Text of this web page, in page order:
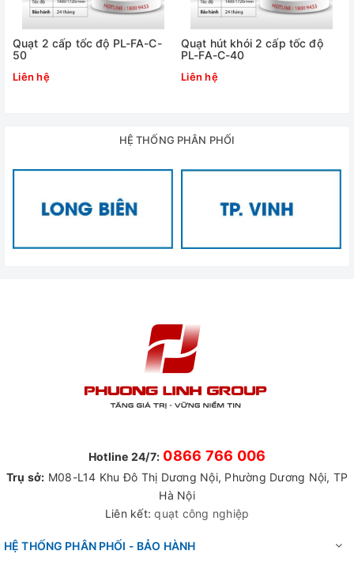
Quạt 2 cấp tốc độ PL-FA-C-
50
Liên hệ
Quạt hút khói 2 cấp tốc độ
PL-FA-C-40
Liên hệ
HỆ THỐNG PHÂN PHỐI
Hotline 24/7: 0866 766 006
Trụ sở: M08-L14 Khu Đô Thị Dương Nội, Phường Dương Nội, TP
Hà Nội
Liên kết:quạt công nghiệp
HỆ THỐNG PHÂN PHỐI - BẢO HÀNH